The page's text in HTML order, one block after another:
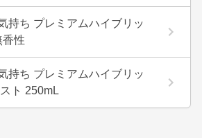
持ち プレミアムハイブリッ
香性
持ち プレミアムハイブリッ
ト 250mL